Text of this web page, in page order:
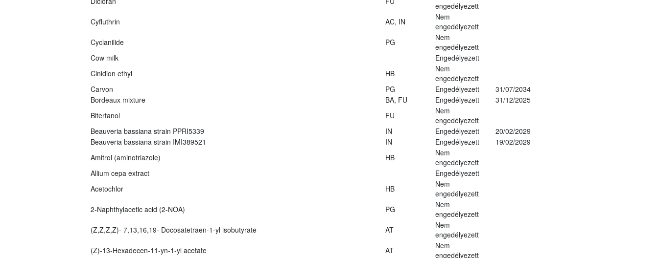
engedélyezett
Cyfluthrin
AC, IN
Nem
engedélyezett
Cyclanilide
PG
Nem
engedélyezett
Cow milk
Engedélyezett
Cinidion ethyl
HB
Nem
engedélyezett
Carvon
PG Engedélyezett
31/07/2034
Bordeaux mixture
BA, FU Engedélyezett
31/12/2025
Bitertanol
FU
Nem
engedélyezett
Beauveria bassiana strain PPRI5339
IN Engedélyezett
20/02/2029
Beauveria bassiana strain IMI389521
IN Engedélyezett
19/02/2029
Amitrol (aminotriazole)
HB
Nem
engedélyezett
Allium cepa extract
Engedélyezett
Acetochlor
HB
Nem
engedélyezett
2-Naphthylacetic acid (2-NOA)
PG
Nem
engedélyezett
(Z,Z,Z,Z)- 7,13,16,19- Docosatetraen-1-yl isobutyrate
AT
Nem
engedélyezett
(Z)-13-Hexadecen-11-yn-1-yl acetate
AT
Nem
engedélyezett